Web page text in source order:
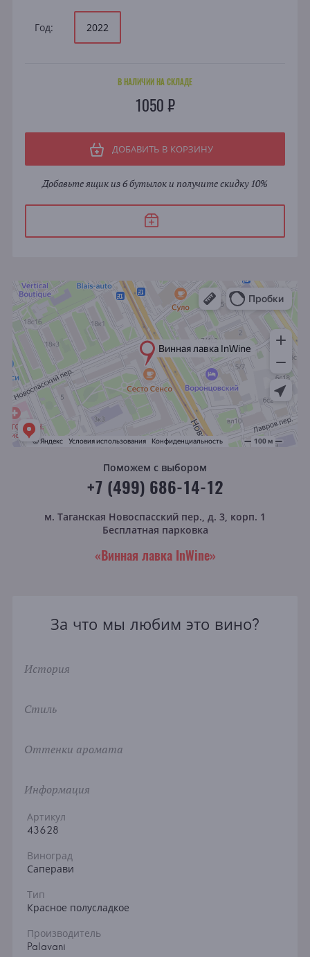
Год: 2022
В НАЛИЧИИ НА СКЛАДЕ
1050 ₽
ДОБАВИТЬ В КОРЗИНУ
Добавьте ящик из 6 бутылок и получите скидку 10%
Поможем с выбором
+7 (499) 686-14-12
м. Таганская Новоспасский пер., д. 3, корп. 1
Бесплатная парковка
«Винная лавка InWine»
За что мы любим это вино?
История
Стиль
Оттенки аромата
Информация
Артикул
43628
Виноград
Саперави
Тип
Красное полусладкое
Производитель
Palavani